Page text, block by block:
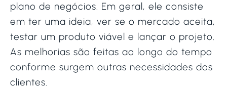
plano de negócios. Em geral, ele consiste
em ter uma ideia, ver se o mercado aceita,
testar um produto viável e lançar o projeto.
As melhorias são feitas ao longo do tempo
conforme surgem outras necessidades dos
clientes.